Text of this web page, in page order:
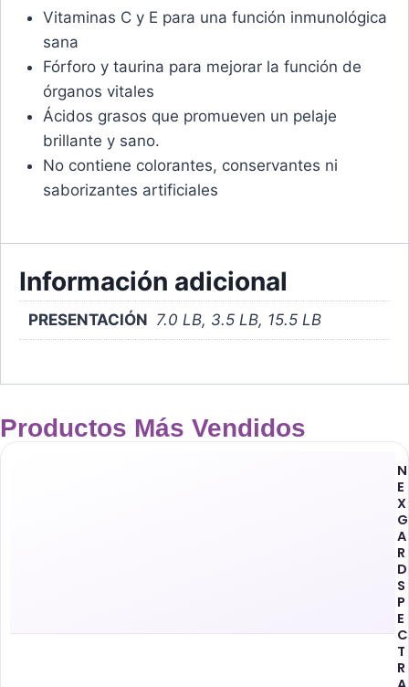
Vitaminas C y E para una función inmunológica
sana
Fórforo y taurina para mejorar la función de
órganos vitales
Ácidos grasos que promueven un pelaje
brillante y sano.
No contiene colorantes, conservantes ni
saborizantes artificiales
Información adicional
PRESENTACIÓN 7.0 LB, 3.5 LB, 15.5 LB
Productos Más Vendidos
N
E
X
G
A
R
D
S
P
E
C
T
R